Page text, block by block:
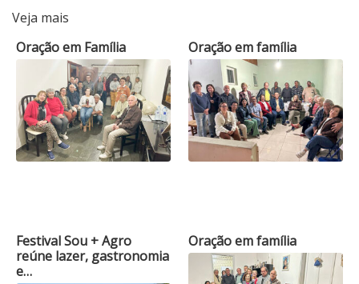
Veja mais
Oração em Família
Oração em família
Festival Sou + Agro
reúne lazer, gastronomia
e…
Oração em família